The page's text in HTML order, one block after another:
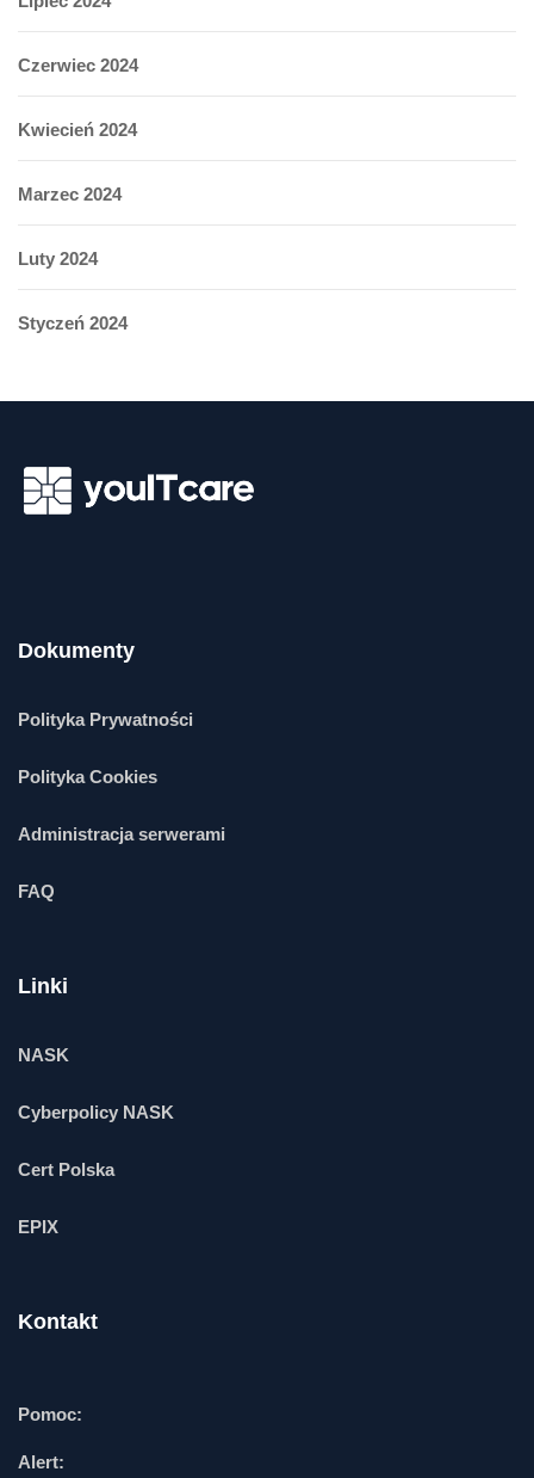
Czerwiec 2024
Kwiecień 2024
Marzec 2024
Luty 2024
Styczeń 2024
Dokumenty
Polityka Prywatności
Polityka Cookies
Administracja serwerami
FAQ
Linki
NASK
Cyberpolicy NASK
Cert Polska
EPIX
Kontakt
Pomoc:
Alert: